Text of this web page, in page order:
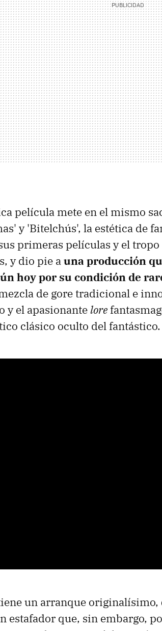
película mete en el mismo
y 'Bitelchús', la estética de
primeras películas y el
y dio pie auna producción
hoy por su condición de
de gore tradicional e
y el apasionantelore
clásico oculto del fantástico.
un arranque originalísimo,
estafador que, sin embargo,